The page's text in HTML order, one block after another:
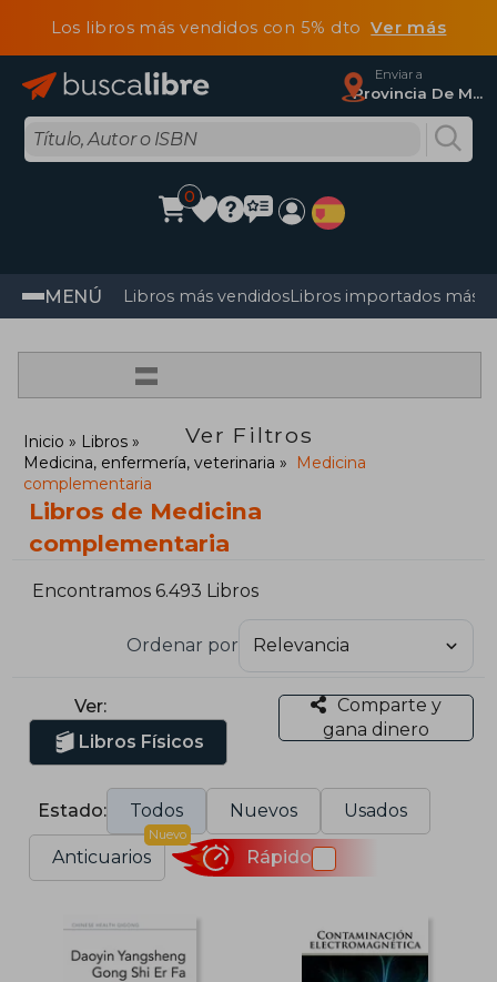
Los libros más vendidos con 5% dtoVer más
Enviar a
Provincia De Madrid
0
MENÚ Libros más vendidosLibros importados más
=
Ver Filtros
Inicio
Libros
Medicina, enfermería, veterinaria
Medicina
complementaria
Libros de Medicina
complementaria
Encontramos 6.493 Libros
Ordenar por
Ver:
Libros Físicos
Comparte y
gana dinero
Estado: Todos Nuevos Usados
Anticuarios
Nuevo
Rápido